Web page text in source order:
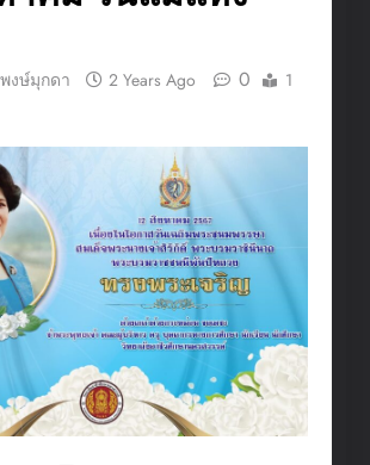
งษ์มุกดา 2 Years Ago 0
1